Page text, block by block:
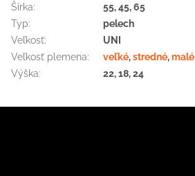
Šírka:
55, 45, 65
Typ:
pelech
Veľkosť:
UNI
Veľkosť plemena: veľké,stredné,malé
Výška: 22, 18, 24